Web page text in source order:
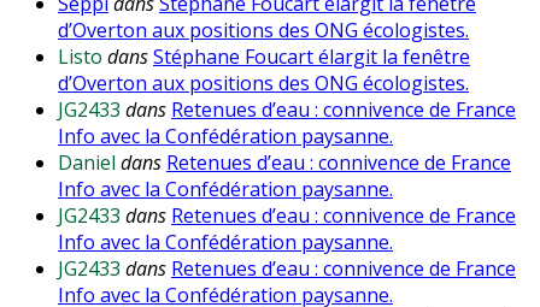
d’Overton aux positions des ONG écologistes.
Listo dansStéphane Foucart élargit la fenêtre
d’Overton aux positions des ONG écologistes.
JG2433 dans Retenues d’eau : connivence de France
Info avec la Confédération paysanne.
Daniel dans Retenues d’eau : connivence de France
Info avec la Confédération paysanne.
JG2433 dans Retenues d’eau : connivence de France
Info avec la Confédération paysanne.
JG2433 dans Retenues d’eau : connivence de France
Info avec la Confédération paysanne.